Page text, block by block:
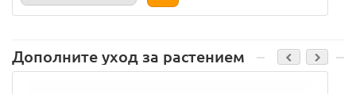
Дополните уход за растением